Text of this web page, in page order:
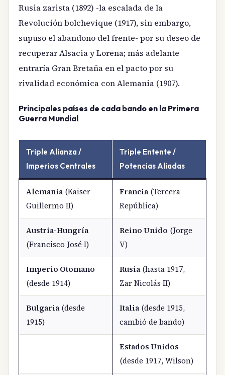
Rusia zarista (1892) -la escalada de la
Revolución bolchevique (1917), sin embargo,
supuso el abandono del frente- por su deseo de
recuperar Alsacia y Lorena; más adelante
entraría Gran Bretaña en el pacto por su
rivalidad económica con Alemania (1907).
Principales países de cada bando en la Primera
Guerra Mundial
Triple Alianza /
Imperios Centrales
Triple Entente /
Potencias Aliadas
Alemania(Kaiser
Guillermo II)
Francia(Tercera
República)
Austria-Hungría
(Francisco José I)
Reino Unido (Jorge
V)
Imperio Otomano
(desde 1914)
Rusia(hasta 1917,
Zar Nicolás II)
Bulgaria(desde
1915)
Italia(desde 1915,
cambió de bando)
Estados Unidos
(desde 1917, Wilson)